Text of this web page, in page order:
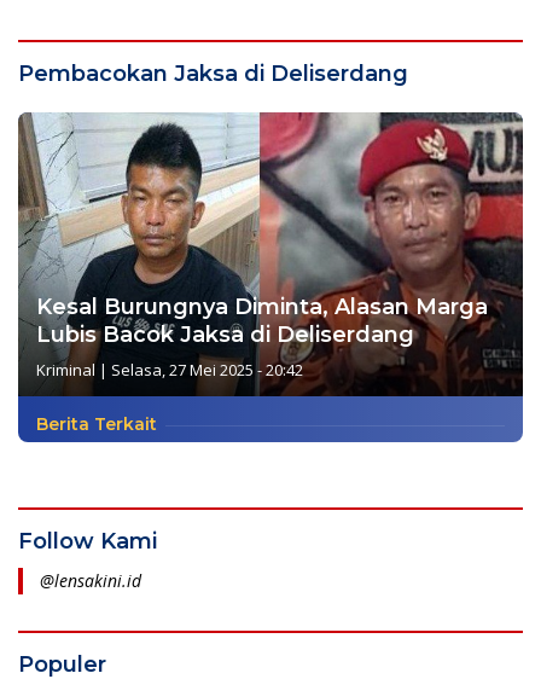
Pembacokan Jaksa di Deliserdang
Kesal Burungnya Diminta, Alasan Marga
Lubis Bacok Jaksa di Deliserdang
Kriminal | Selasa, 27 Mei 2025 - 20:42
Berita Terkait
Follow Kami
@lensakini.id
Populer